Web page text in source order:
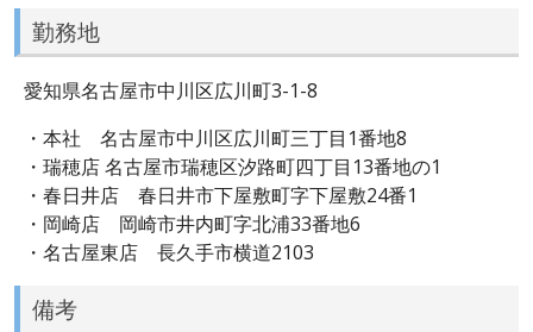
勤務地
愛知県名古屋市中川区広川町3-1-8
・本社 名古屋市中川区広川町三丁目1番地8
・瑞穂店 名古屋市瑞穂区汐路町四丁目13番地の1
・春日井店 春日井市下屋敷町字下屋敷24番1
・岡崎店 岡崎市井内町字北浦33番地6
・名古屋東店 長久手市横道2103
備考